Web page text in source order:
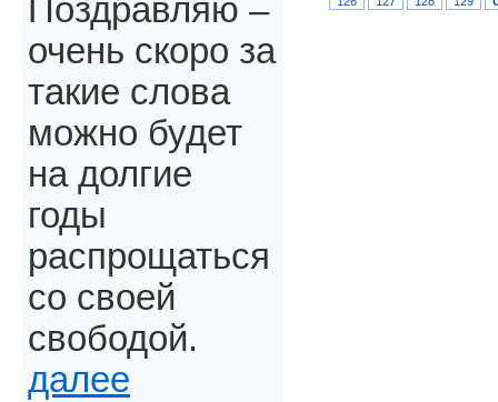
Поздравляю –
очень скоро за
такие слова
можно будет
на долгие
годы
распрощаться
со своей
свободой.
далее